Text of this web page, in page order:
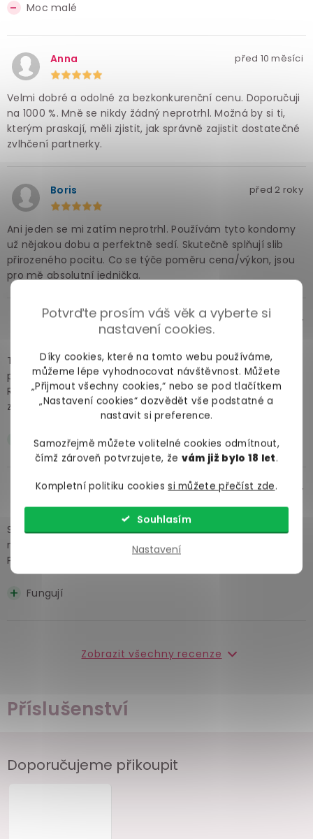
Potvrďte prosím váš věk a vyberte si
nastavení cookies.
Díky cookies, které na tomto webu používáme,
můžeme lépe vyhodnocovat návštěvnost. Můžete
„Přijmout všechny cookies,“ nebo se pod tlačítkem
„Nastavení cookies“ dozvědět vše podstatné a
nastavit si preference.
Samozřejmě můžete volitelné cookies odmítnout,
čímž zároveň potvrzujete, že vám již bylo 18 let.
Kompletní politiku cookiessi můžete přečíst zde.
Nastavení
Souhlasím
Příslušenství
Moc malé
Anna před 10 měsíci
Velmi dobré a odolné za bezkonkurenční cenu. Doporučuji
na 1000 %. Mně se nikdy žádný neprotrhl. Možná by si ti,
kterým praskají, měli zjistit, jak správně zajistit dostatečné
zvlhčení partnerky.
Boris před 2 roky
Ani jeden se mi zatím neprotrhl. Používám tyto kondomy
už nějakou dobu a perfektně sedí. Skutečně splňují slib
přirozeného pocitu. Co se týče poměru cena/výkon, jsou
pro mě absolutní jednička.
Bukva před 4 roky
Tyhle kondomy naprosto splnila, a dokonce bych řekl, že i
předčily, má očekávání.
Rozhodně si je koupím znovu a doporučím všem svým
známým.
Intenzivní
David před 4 roky
Stále nejsem taťkou, takže si myslím, že si tyhle kondomy
minimálně 4 hvězdičky zaslouží.
Používejte je, ať odvrátíme přelidnění planety.
Fungují
Zobrazit všechny recenze
Doporučujeme přikoupit